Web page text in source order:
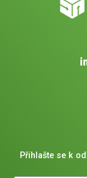
Přihlašte se k